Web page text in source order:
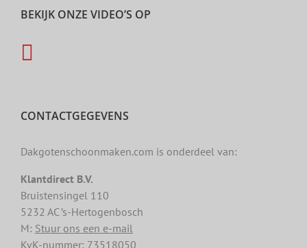
BEKIJK ONZE VIDEO’S OP
CONTACTGEGEVENS
Dakgotenschoonmaken.com is onderdeel van:
Klantdirect B.V.
Bruistensingel 110
5232 AC ’s-Hertogenbosch
M: Stuur ons een e-mail
KvK-nummer: 73518050